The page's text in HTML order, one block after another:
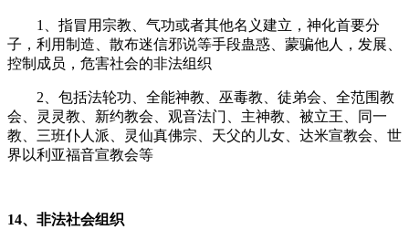
1、指冒用宗教、气功或者其他名义建立，神化首要分
子，利用制造、散布迷信邪说等手段蛊惑、蒙骗他人，发展、
控制成员，危害社会的非法组织
2、包括法轮功、全能神教、巫毒教、徒弟会、全范围教
会、灵灵教、新约教会、观音法门、主神教、被立王、同一
教、三班仆人派、灵仙真佛宗、天父的儿女、达米宣教会、世
界以利亚福音宣教会等
14、非法社会组织